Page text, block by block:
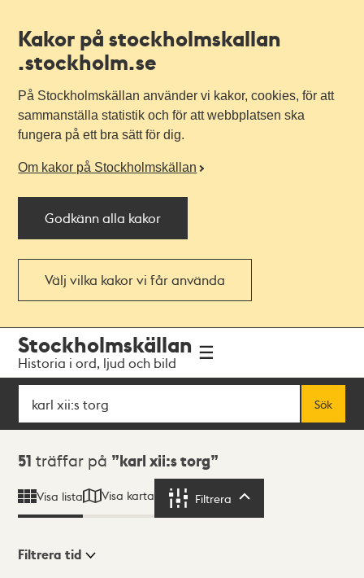
Kakor på stockholmskallan
.stockholm.se
På Stockholmskällan använder vi kakor, cookies, för att
sammanställa statistik och för att webbplatsen ska
fungera på ett bra sätt för dig.
Om kakor på Stockholmskällan
Godkänn alla kakor
Välj vilka kakor vi får använda
navigationen
huvudinnehållet
Stockholmskällan
Historia i ord, ljud och bild
Sök
Sök
Sökresultat
51 träffar på karl xii:s torg
Visa lista Visa karta Filtrera
Filtrera tid